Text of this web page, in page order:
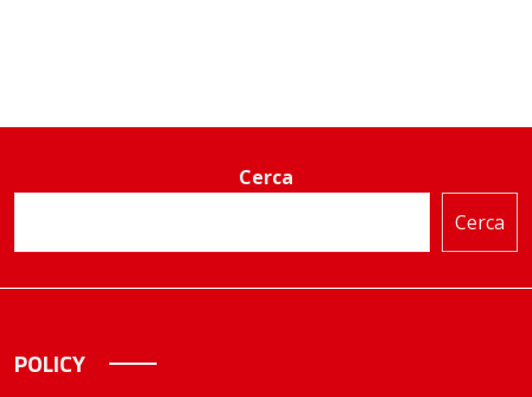
Cerca
Cerca
POLICY